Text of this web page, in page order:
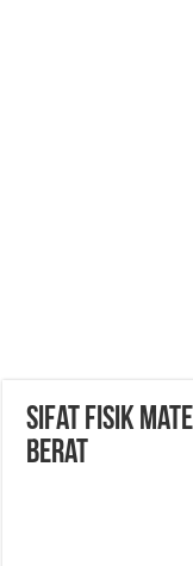
Sifat Fisik
Berat